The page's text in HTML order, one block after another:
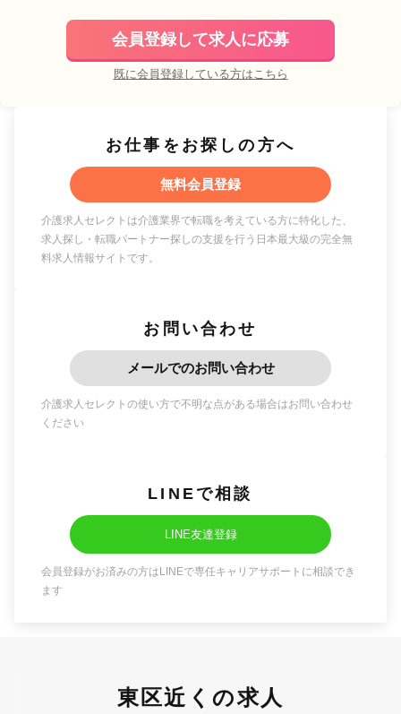
会員登録して求人に応募
既に会員登録している方はこちら
お仕事をお探しの方へ
無料会員登録
介護求人セレクトは介護業界で転職を考えている方に特化した、
求人探し・転職パートナー探しの支援を行う日本最大級の完全無
料求人情報サイトです。
お問い合わせ
メールでのお問い合わせ
介護求人セレクトの使い方で不明な点がある場合はお問い合わせ
ください
LINEで相談
LINE友達登録
会員登録がお済みの方はLINEで専任キャリアサポートに相談でき
ます
東区近くの求人